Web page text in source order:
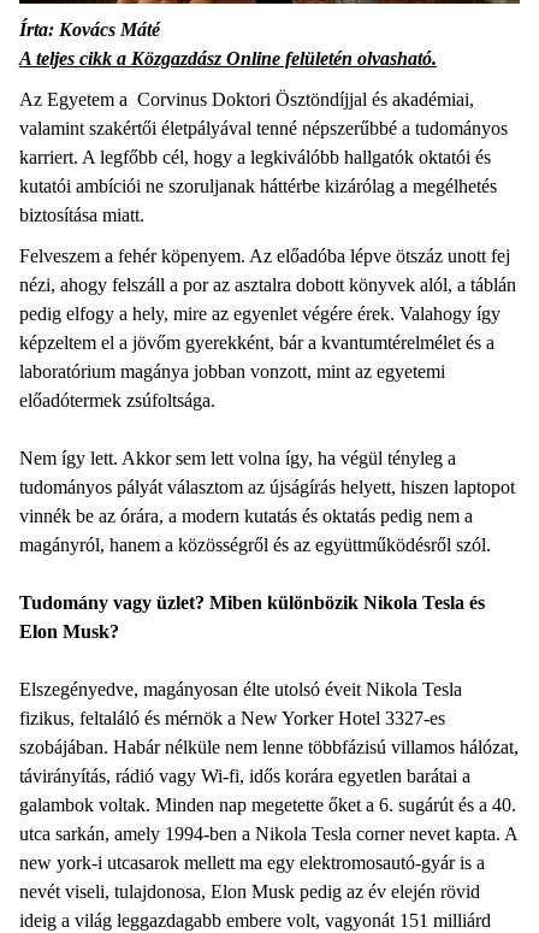
Írta: Kovács Máté
A teljes cikk a Közgazdász Online felületén olvasható.
Az Egyetem a Corvinus Doktori Ösztöndíjjal és akadémiai,
valamint szakértői életpályával tenné népszerűbbé a tudományos
karriert. A legfőbb cél, hogy a legkiválóbb hallgatók oktatói és
kutatói ambíciói ne szoruljanak háttérbe kizárólag a megélhetés
biztosítása miatt.
Felveszem a fehér köpenyem. Az előadóba lépve ötszáz unott fej
nézi, ahogy felszáll a por az asztalra dobott könyvek alól, a táblán
pedig elfogy a hely, mire az egyenlet végére érek. Valahogy így
képzeltem el a jövőm gyerekként, bár a kvantumtérelmélet és a
laboratórium magánya jobban vonzott, mint az egyetemi
előadótermek zsúfoltsága.
Nem így lett. Akkor sem lett volna így, ha végül tényleg a
tudományos pályát választom az újságírás helyett, hiszen laptopot
vinnék be az órára, a modern kutatás és oktatás pedig nem a
magányról, hanem a közösségről és az együttműködésről szól.
Tudomány vagy üzlet? Miben különbözik Nikola Tesla és
Elon Musk?
Elszegényedve, magányosan élte utolsó éveit Nikola Tesla
fizikus, feltaláló és mérnök a New Yorker Hotel 3327-es
szobájában. Habár nélküle nem lenne többfázisú villamos hálózat,
távirányítás, rádió vagy Wi-fi, idős korára egyetlen barátai a
galambok voltak. Minden nap megetette őket a 6. sugárút és a 40.
utca sarkán, amely 1994-ben a Nikola Tesla corner nevet kapta. A
new york-i utcasarok mellett ma egy elektromosautó-gyár is a
nevét viseli, tulajdonosa, Elon Musk pedig az év elején rövid
ideig a világ leggazdagabb embere volt, vagyonát 151 milliárd